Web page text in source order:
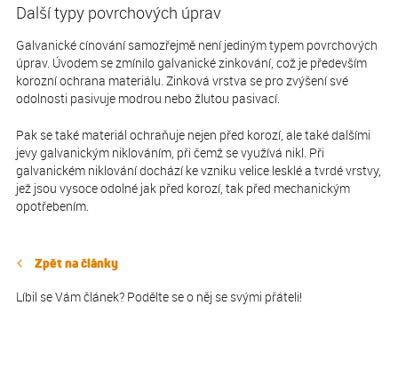
Další typy povrchových úprav
Galvanické cínování samozřejmě není jediným typem povrchových
úprav. Úvodem se zmínilo galvanické zinkování, což je především
korozní ochrana materiálu. Zinková vrstva se pro zvýšení své
odolnosti pasivuje modrou nebo žlutou pasivací.
Pak se také materiál ochraňuje nejen před korozí, ale také dalšími
jevy galvanickým niklováním, při čemž se využívá nikl. Při
galvanickém niklování dochází ke vzniku velice lesklé a tvrdé vrstvy,
jež jsou vysoce odolné jak před korozí, tak před mechanickým
opotřebením.
Zpět na články
Líbil se Vám článek? Podělte se o něj se svými přáteli!